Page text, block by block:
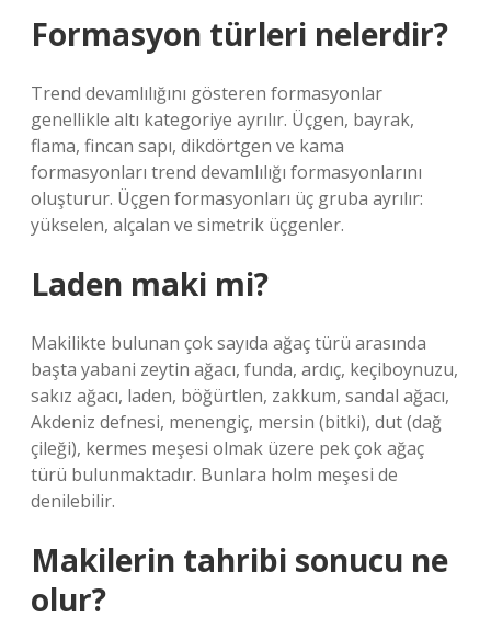
Formasyon türleri nelerdir?
Trend devamlılığını gösteren formasyonlar
genellikle altı kategoriye ayrılır. Üçgen, bayrak,
flama, fincan sapı, dikdörtgen ve kama
formasyonları trend devamlılığı formasyonlarını
oluşturur. Üçgen formasyonları üç gruba ayrılır:
yükselen, alçalan ve simetrik üçgenler.
Laden maki mi?
Makilikte bulunan çok sayıda ağaç türü arasında
başta yabani zeytin ağacı, funda, ardıç, keçiboynuzu,
sakız ağacı, laden, böğürtlen, zakkum, sandal ağacı,
Akdeniz defnesi, menengiç, mersin (bitki), dut (dağ
çileği), kermes meşesi olmak üzere pek çok ağaç
türü bulunmaktadır. Bunlara holm meşesi de
denilebilir.
Makilerin tahribi sonucu ne
olur?